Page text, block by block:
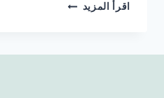
اقرأ المزيد